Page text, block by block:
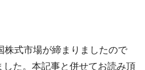
国際空港「またも暗礁」の危
ットブレイカーの二段コンボ
株式市場が締まりましたので
した。本記事と併せてお読み頂